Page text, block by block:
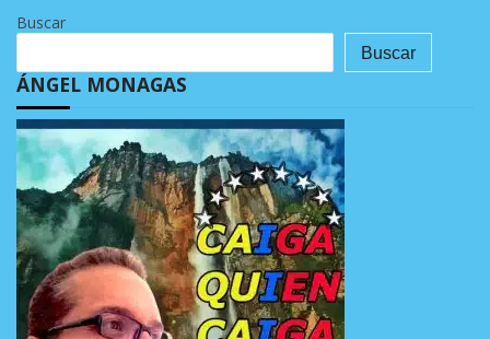
Buscar
Buscar
ÁNGEL MONAGAS